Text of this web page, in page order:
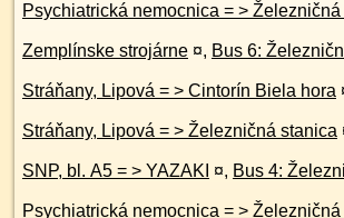
Psychiatrická nemocnica = > Železničná stanica = >
Zemplínske strojárne ¤, Bus 6:
Stráňany, Lipová = > Cintorín Biela hora
Stráňany, Lipová = > Železničná stanica
SNP, bl. A5 = > YAZAKI ¤, Bus 4:
Psychiatrická nemocnica =